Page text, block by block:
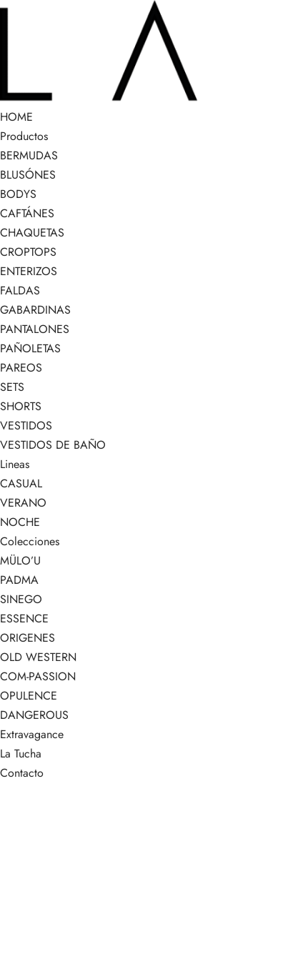
HOME
Productos
BERMUDAS
BLUSÓNES
BODYS
CAFTÁNES
CHAQUETAS
CROPTOPS
ENTERIZOS
FALDAS
GABARDINAS
PANTALONES
PAÑOLETAS
PAREOS
SETS
SHORTS
VESTIDOS
VESTIDOS DE BAÑO
Lineas
CASUAL
VERANO
NOCHE
Colecciones
MÜLO’U
PADMA
SINEGO
ESSENCE
ORIGENES
OLD WESTERN
COM-PASSION
OPULENCE
DANGEROUS
Extravagance
La Tucha
Contacto